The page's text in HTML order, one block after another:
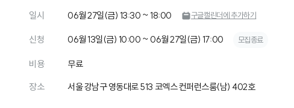
일시 06월 27일(금) 13:30 ~ 18:00 구글캘린더에 추가하기
신청 06월 13일(금) 10:00 ~ 06월 27일(금) 17:00 모집종료
비용
무료
장소
서울 강남구 영동대로 513 코엑스 컨퍼런스룸(남) 402호